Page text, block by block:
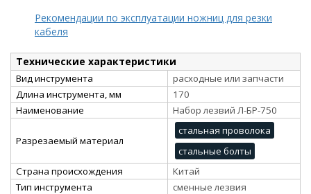
Рекомендации по эксплуатации ножниц для резки
кабеля
Технические характеристики
Вид инструмента
расходные или запчасти
Длина инструмента, мм
170
Наименование
Набор лезвий Л-БР-750
Разрезаемый материал
стальная проволока
стальные болты
Страна происхождения
Китай
Тип инструмента
сменные лезвия